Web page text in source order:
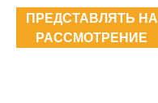
ПРЕДСТАВЛЯТЬ НА
РАССМОТРЕНИЕ